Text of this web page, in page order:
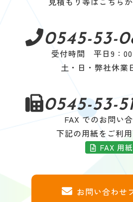
0545-53-
受付時間 平日9：00
土・日・弊社休業
0545-53-
FAX でのお問い
下記の用紙をご利用
FAX 用紙
お問い合わせ